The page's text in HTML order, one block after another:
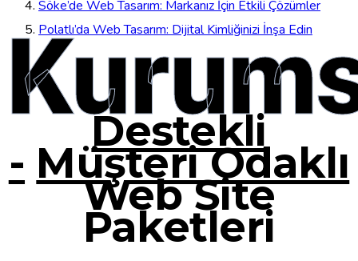
Söke’de Web Tasarım: Markanız İçin Etkili Çözümler
Polatlı’da Web Tasarım: Dijital Kimliğinizi İnşa Edin
Destekli
- Müşteri Odaklı
Web Site
Paketleri